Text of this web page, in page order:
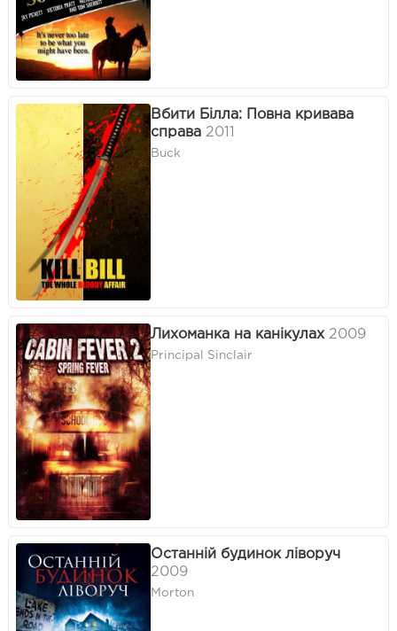
Вбити Білла: Повна кривава
справа 2011
Buck
Лихоманка на канікулах 2009
Principal Sinclair
Останній будинок ліворуч
2009
Morton